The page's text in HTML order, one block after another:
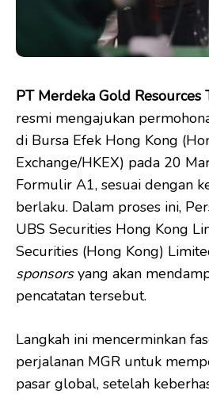
PT Merdeka Gold Resources
resmi mengajukan
di Bursa Efek Hong Kong
Exchange/HKEX) pada 20
Formulir A1, sesuai dengan
berlaku. Dalam proses ini,
UBS Securities Hong Kong
Securities (Hong Kong)
sponsorsyang akan
pencatatan tersebut.
Langkah ini mencerminkan
perjalanan MGR untuk
pasar global, setelah